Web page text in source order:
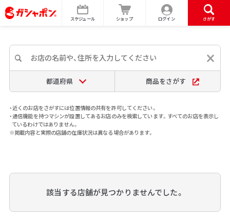
スケジュール ショップ ログイン さがす
都道府県 商品をさがす
・近くのお店をさがすには位置情報の共有を許可してください。
・通信機能を持つマシンが設置してあるお店のみを検索しています。すべてのお店を表示し
ているわけではありません。
※掲載内容と実際の店舗の在庫状況は異なる場合があります。
該当する店舗が見つかりませんでした。